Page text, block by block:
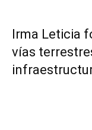
Irma Leticia
vías